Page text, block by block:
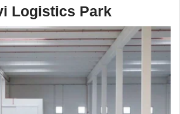
Logistics Park